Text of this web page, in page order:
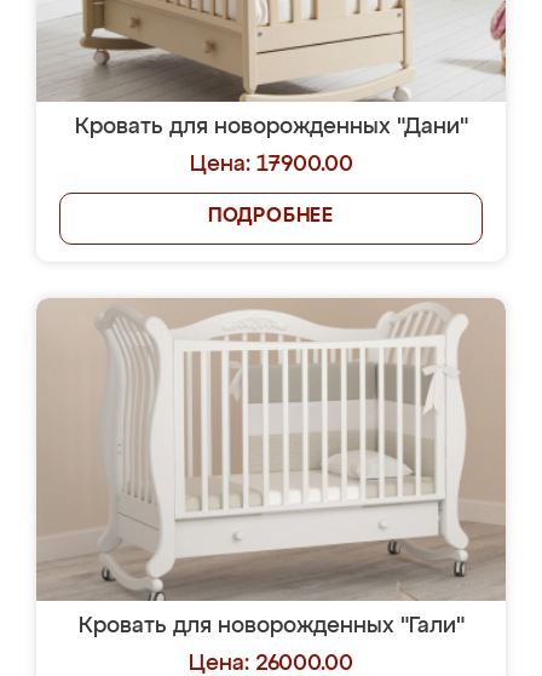
Кровать для новорожденных "Дани"
Цена: 17900.00
ПОДРОБНЕЕ
Кровать для новорожденных "Гали"
Цена: 26000.00